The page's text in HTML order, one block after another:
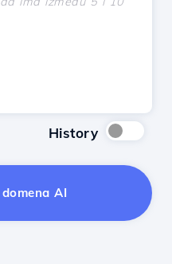
History
AI